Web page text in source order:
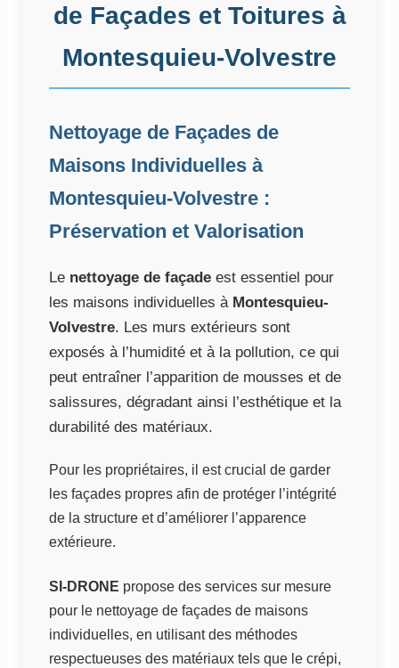
de Façades et Toitures à
Montesquieu-Volvestre
Nettoyage de Façades de
Maisons Individuelles à
Montesquieu-Volvestre :
Préservation et Valorisation
Le nettoyage de façadeest essentiel pour
les maisons individuelles à Montesquieu-
Volvestre. Les murs extérieurs sont
exposés à l’humidité et à la pollution, ce qui
peut entraîner l’apparition de mousses et de
salissures, dégradant ainsi l’esthétique et la
durabilité des matériaux.
Pour les propriétaires, il est crucial de garder
les façades propres afin de protéger l’intégrité
de la structure et d’améliorer l’apparence
extérieure.
SI-DRONE propose des services sur mesure
pour le nettoyage de façades de maisons
individuelles, en utilisant des méthodes
respectueuses des matériaux tels que le crépi,